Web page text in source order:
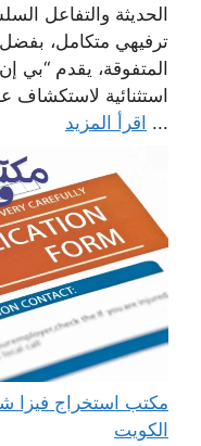
الحديثة والتفاعل
ترفيهي متكامل، بفضل
المتفوقة، يقدم “بي
استثنائية لاستكشاف
... اقرأ المزيد
الكويت